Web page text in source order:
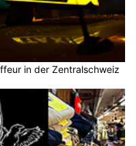
in der Zentralschweiz